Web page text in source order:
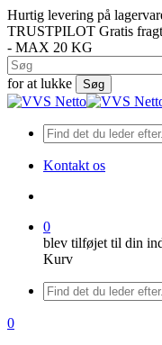
Spring
til
hovedindhold
Hurtig levering på
TRUSTPILOT Gratis
- MAX 20 KG
for at lukke
Søg
Luk
Kontakt os
0
blev tilføjet til din
Kurv
Menu
søge
0